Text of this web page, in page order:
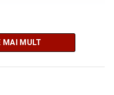
de iluminat public este
MAI MULT